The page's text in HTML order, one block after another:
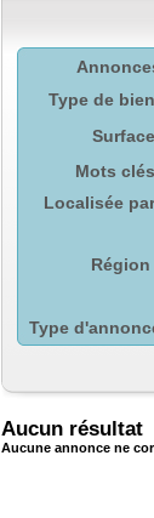
Type de
Mots
Localisée
Région
Type
Aucun résultat
Aucune annonce ne